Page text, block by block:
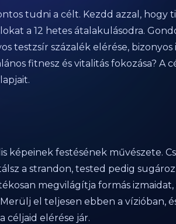
tudni a célt. Kezdd azzal, hogy
a 12 hetes átalakulásodra.
testzsír százalék elérése, bizonyos
fitnesz és vitalitás fokozása? A
képeinek festésének művészete.
a strandon, tested pedig
megvilágítja formás izmaidat,
el teljesen ebben a vízióban,
céljaid elérése jár.